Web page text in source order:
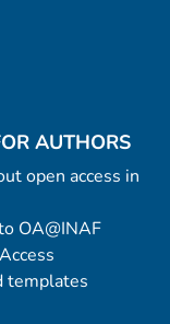
AUTHORS
open access in
OA@INAF
templates